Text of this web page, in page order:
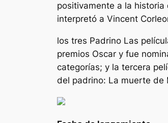
positivamente a la
interpretó a Vincent
los tres Padrino Las
premios Oscar y fue
categorías; y la tercera
del padrino: La muerte de